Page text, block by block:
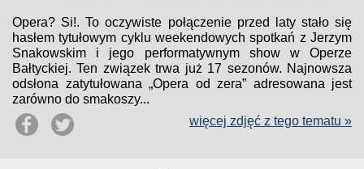
Opera? Si!. To oczywiste połączenie przed laty stało się
hasłem tytułowym cyklu weekendowych spotkań z Jerzym
Snakowskim i jego performatywnym show w Operze
Bałtyckiej. Ten związek trwa już 17 sezonów. Najnowsza
odsłona zatytułowana „Opera od zera” adresowana jest
zarówno do smakoszy...
więcej zdjęć z tego tematu »